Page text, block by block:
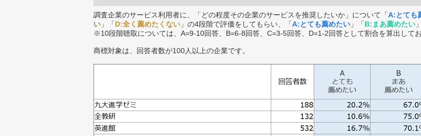
調査企業のサービス利用者に、「どの程度その企業のサービスを推奨したいか」について「A:とても
い 」「D:全く薦めたくない 」の4段階で評価をしてもらい、「A:とても薦めたい 」「B:まあ薦めたい
※10段階聴取については、A=9-10回答、B=6-8回答、C=3-5回答、D=1-2回答として割合を算出してお
商標対象は、回答者数が100人以上の企業です。